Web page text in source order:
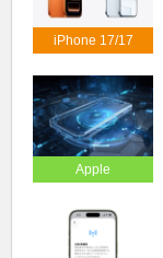
iPhone 17/17
Apple